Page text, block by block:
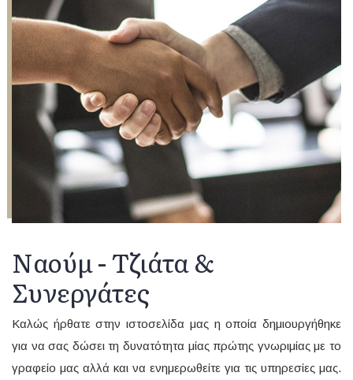
Ναούμ - Τζιάτα &
Συνεργάτες
Καλώς ήρθατε στην ιστοσελίδα μας η οποία δημιουργήθηκε
για να σας δώσει τη δυνατότητα μίας πρώτης γνωριμίας με το
γραφείο μας αλλά και να ενημερωθείτε για τις υπηρεσίες μας.